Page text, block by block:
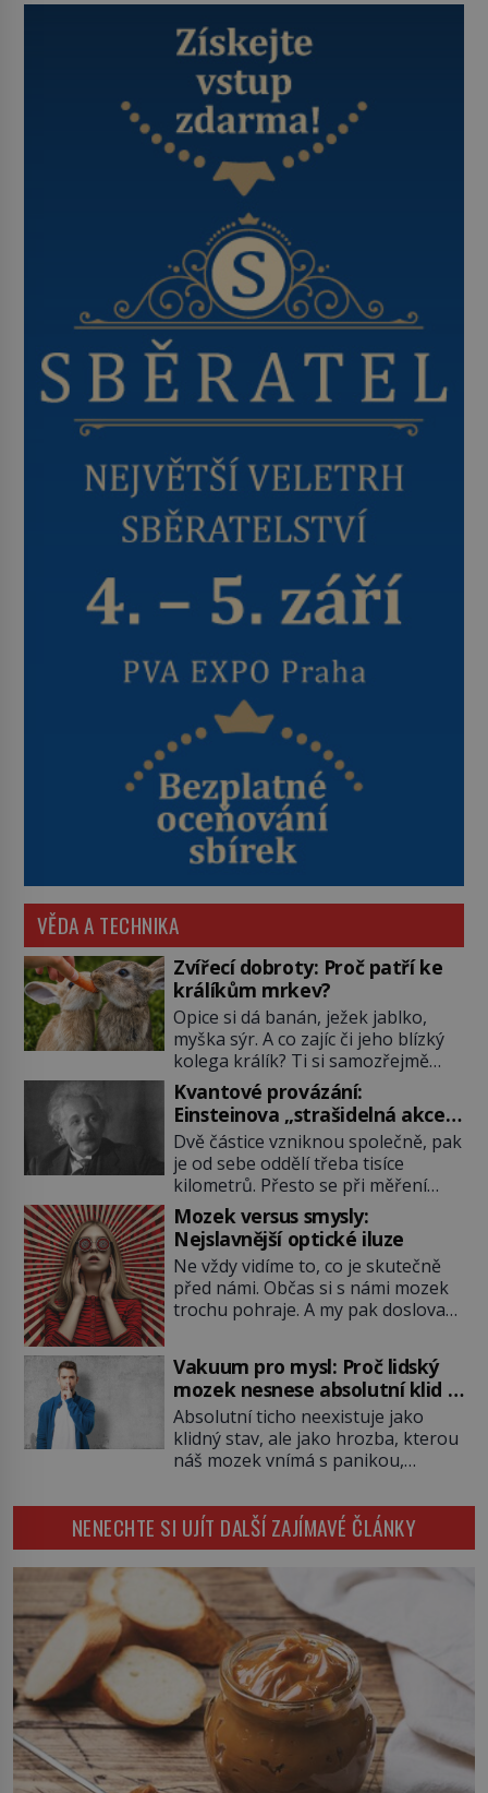
VĚDA A TECHNIKA
Zvířecí dobroty: Proč patří ke
králíkům mrkev?
Opice si dá banán, ježek jablko,
myška sýr. A co zajíc či jeho blízký
kolega králík? Ti si samozřejmě
pochutnají na mrkvi! Proč jsou
podobné představy o potravě
zvířat často spíš mýty? Pokud máte
doma králíka, mrkev mu dát
můžete. A nejspíš mu i bude
chutnat, ovšem měl by ji mít jen
jako občasný pamlsek. […]
Kvantové provázání:
Einsteinova „strašidelná akce
na dálku“ dál mate i fascinuje
vědce
Dvě částice vzniknou společně, pak
je od sebe oddělí třeba tisíce
kilometrů. Přesto se při měření
chovají, jako by mezi nimi
existovalo neviditelné pouto. Albert
Einstein tomu s jistou dávkou
ironie říká „strašidelná akce na
dálku“ a dlouhá desetiletí věří, že
musí existovat jednodušší
však ukazují, že kvantový svět
funguje jinak, než […]
Mozek versus smysly:
Nejslavnější optické iluze
Ne vždy vidíme to, co je skutečně
před námi. Občas si s námi mozek
trochu pohraje. A my pak doslova
vznikají ty nejpodivnější optické
iluze? Soustřeď se na to hlavní!
TROXLERŮV EFEKT Náš mozek
zvládne zpracovat hodně informací.
Všechny na světě ale nikoliv, musí
si vybírat! Jak to dělá? Když se […]
Vakuum pro mysl: Proč lidský
mozek nesnese absolutní klid a
začne si vymýšlet horory
Absolutní ticho neexistuje jako
klidný stav, ale jako hrozba, kterou
náš mozek vnímá s panikou,
začne okamžitě produkovat vlastní
děsivé iluze. Představte si místnost,
kde zmizí veškerý šum světa. Žádné
auta, žádný šepot, nic. Místo
vytoužené oázy klidu však
okamžitě nastoupí hluboké
znepokojení. Lidská mysl je totiž
evolučně nastavena na neustálý
[…]
NENECHTE SI UJÍT DALŠÍ ZAJÍMAVÉ ČLÁNKY